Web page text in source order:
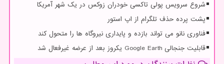
شروع سرویس پولی تاکسی خودران زوکس در یک شهر آمریکا
پشت پرده حذف تلگرام از اپ استور
فناوری نانو می تواند بازده و پایداری نیروگاه ها را متحول کند
قابلیت جنجالی Google Earth یکروز بعد از عرضه غیرفعال شد